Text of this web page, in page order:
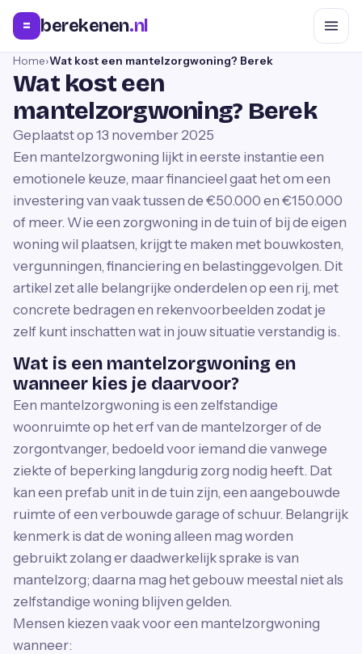
= berekenen.nl
Home›Wat kost een mantelzorgwoning? Berek
Wat kost een
mantelzorgwoning? Berek
Geplaatst op 13 november 2025
Een mantelzorgwoning lijkt in eerste instantie een
emotionele keuze, maar financieel gaat het om een
investering van vaak tussen de €50.000 en €150.000
of meer. Wie een zorgwoning in de tuin of bij de eigen
woning wil plaatsen, krijgt te maken met bouwkosten,
vergunningen, financiering en belastinggevolgen. Dit
artikel zet alle belangrijke onderdelen op een rij, met
concrete bedragen en rekenvoorbeelden zodat je
zelf kunt inschatten wat in jouw situatie verstandig is.
Wat is een mantelzorgwoning en
wanneer kies je daarvoor?
Een mantelzorgwoning is een zelfstandige
woonruimte op het erf van de mantelzorger of de
zorgontvanger, bedoeld voor iemand die vanwege
ziekte of beperking langdurig zorg nodig heeft. Dat
kan een prefab unit in de tuin zijn, een aangebouwde
ruimte of een verbouwde garage of schuur. Belangrijk
kenmerk is dat de woning alleen mag worden
gebruikt zolang er daadwerkelijk sprake is van
mantelzorg; daarna mag het gebouw meestal niet als
zelfstandige woning blijven gelden.
Mensen kiezen vaak voor een mantelzorgwoning
wanneer: